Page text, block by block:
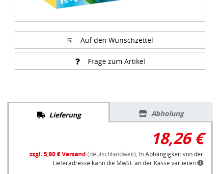
Auf den Wunschzettel
Frage zum Artikel
Lieferung Abholung
18,26 €
zzgl. 5,90 € Versand (deutschlandweit), In Abhängigkeit von der
Lieferadresse kann die MwSt. an der Kasse variieren.